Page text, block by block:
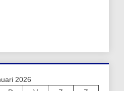
2026